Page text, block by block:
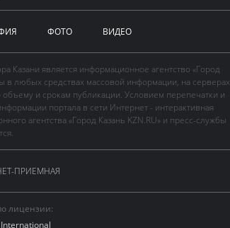
ФОТО ВИДЕО
Казани является информационное агентство «Город
в любых средствах массовой информации, на серверах
и срокам публикации. Условием перепечатки и
портала в сети Интернет - интерактивная
агентства «Город Казань KZN.RU» и пресс-службы
ПРИЕМНАЯ
лицензии: